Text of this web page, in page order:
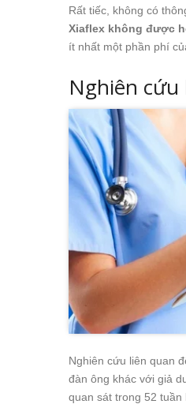
Rất tiếc, không có
Xiaflex không được
ít nhất một phần phí
Nghiên cứu
Nghiên cứu liên quan
đàn ông khác với giả
quan sát trong 52